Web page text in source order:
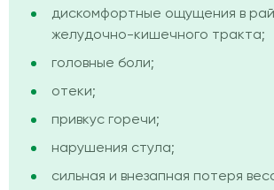
дискомфортные ощущения в
желудочно-кишечного тракта;
головные боли;
отеки;
привкус горечи;
нарушения стула;
сильная и внезапная потеря